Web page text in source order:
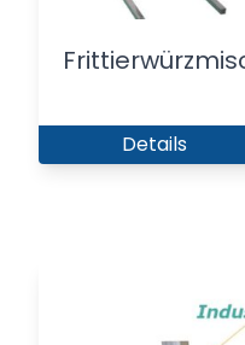
Details